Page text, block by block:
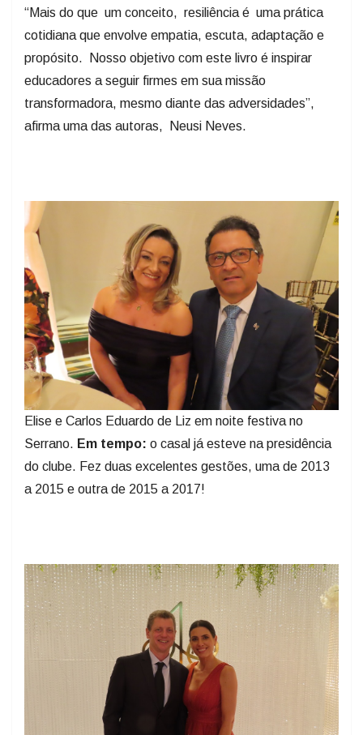
“Mais do que um conceito, resiliência é uma prática
cotidiana que envolve empatia, escuta, adaptação e
propósito. Nosso objetivo com este livro é inspirar
educadores a seguir firmes em sua missão
transformadora, mesmo diante das adversidades”,
afirma uma das autoras, Neusi Neves.
Elise e Carlos Eduardo de Liz em noite festiva no
Serrano. Em tempo: o casal já esteve na presidência
do clube. Fez duas excelentes gestões, uma de 2013
a 2015 e outra de 2015 a 2017!